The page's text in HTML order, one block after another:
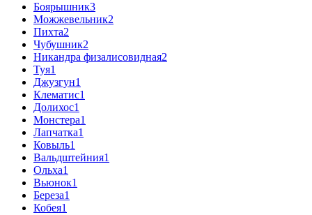
Боярышник3
Можжевельник2
Пихта2
Чубушник2
Никандра физалисовидная2
Туя1
Джузгун1
Клематис1
Долихос1
Монстера1
Лапчатка1
Ковыль1
Вальдштейния1
Ольха1
Вьюнок1
Береза1
Кобея1